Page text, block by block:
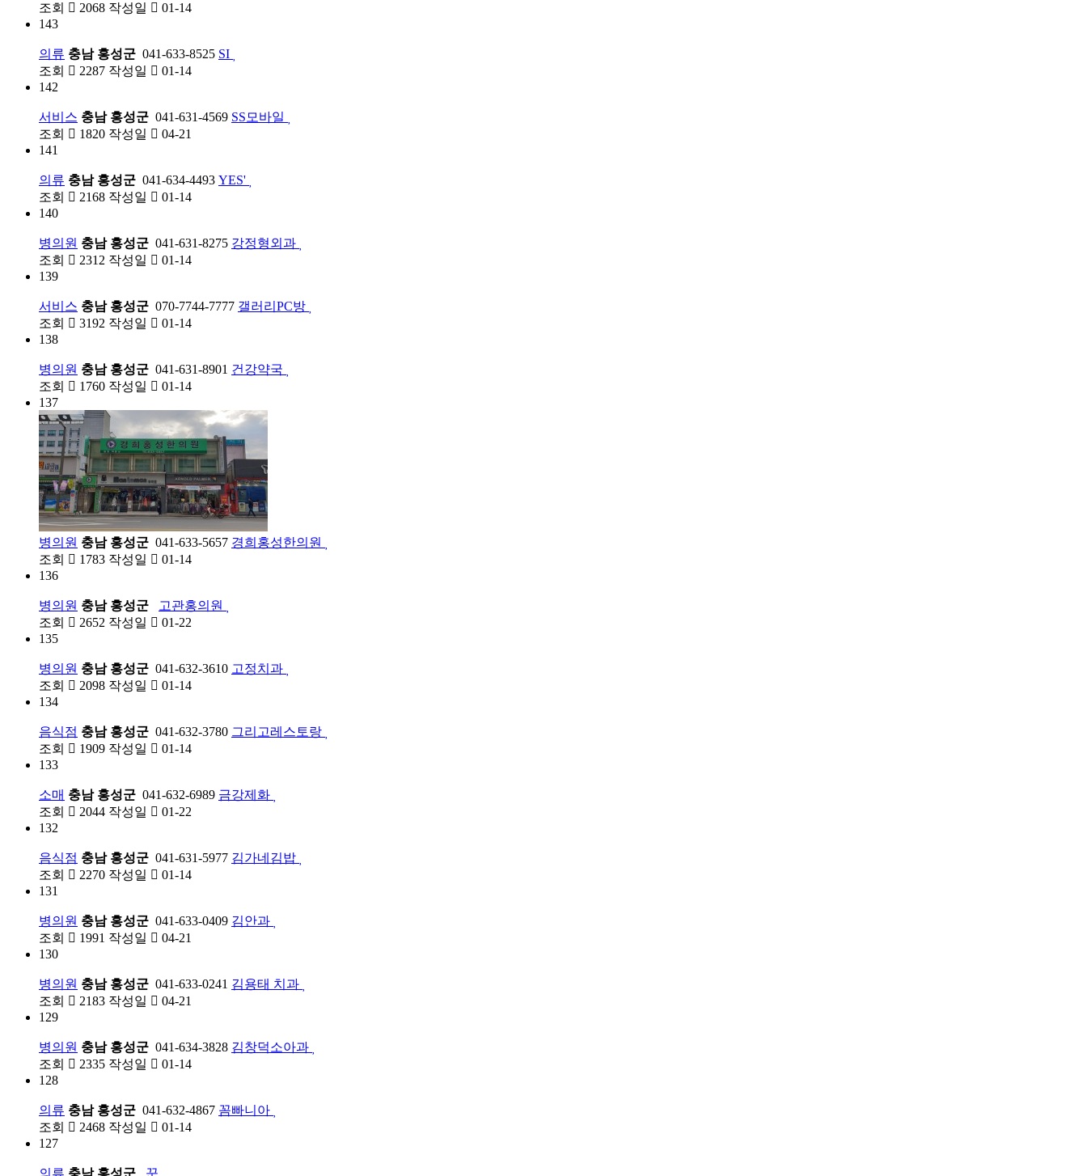
조회
2068 작성일
01-14
143
의류 충남 홍성군 041-633-8525 SI
조회
2287 작성일
01-14
142
서비스 충남 홍성군 041-631-4569 SS모바일
조회
1820 작성일
04-21
141
의류 충남 홍성군 041-634-4493 YES'
조회
2168 작성일
01-14
140
병의원 충남 홍성군 041-631-8275 강정형외과
조회
2312 작성일
01-14
139
서비스 충남 홍성군 070-7744-7777 갤러리PC방
조회
3192 작성일
01-14
138
병의원 충남 홍성군 041-631-8901 건강약국
조회
1760 작성일
01-14
137
병의원 충남 홍성군 041-633-5657 경희홍성한의원
조회
1783 작성일
01-14
136
병의원 충남 홍성군
고관홍의원
조회
2652 작성일
01-22
135
병의원 충남 홍성군 041-632-3610 고정치과
조회
2098 작성일
01-14
134
음식점 충남 홍성군 041-632-3780 그리고레스토랑
조회
1909 작성일
01-14
133
소매 충남 홍성군 041-632-6989 금강제화
조회
2044 작성일
01-22
132
음식점 충남 홍성군 041-631-5977 김가네김밥
조회
2270 작성일
01-14
131
병의원 충남 홍성군 041-633-0409 김안과
조회
1991 작성일
04-21
130
병의원 충남 홍성군 041-633-0241 김용태 치과
조회
2183 작성일
04-21
129
병의원 충남 홍성군 041-634-3828 김창덕소아과
조회
2335 작성일
01-14
128
의류 충남 홍성군 041-632-4867 꼼빠니아
조회
2468 작성일
01-14
127